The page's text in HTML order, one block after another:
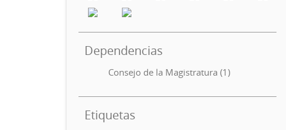
Dependencias
Consejo de la Magistratura (1)
Etiquetas